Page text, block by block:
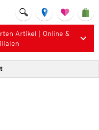
Artikel | Online &